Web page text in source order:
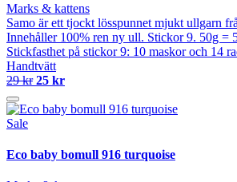
Marks & kattens
Samo är ett tjockt lösspunnet mjukt ullgarn
Innehåller 100% ren ny ull. Stickor 9. 50g =
Stickfasthet på stickor 9: 10 maskor och 14
Handtvätt
29 kr 25 kr
Sale
Eco baby bomull 916 turquoise